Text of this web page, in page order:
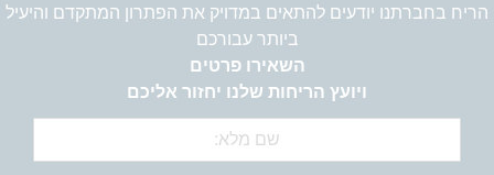
השאירו פרטים
ויועץ הריחות שלנו יחזור אליכם
הריח בחברתנו יודעים להתאים במדויק את הפתרון המתקדם והיעיל
ביותר עבורכם